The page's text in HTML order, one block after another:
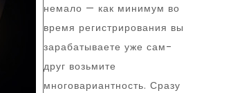
немало — как минимум во
время регистрирования вы
зарабатываете уже сам-
друг возьмите
многовариантность. Сразу